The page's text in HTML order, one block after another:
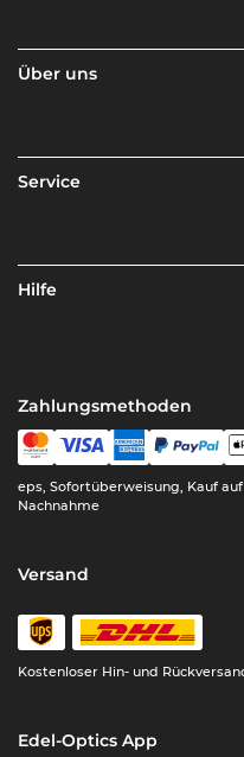
Über uns
Service
Hilfe
Zahlungsmethoden
eps, Sofortüberweisung, Kauf
Nachnahme
Versand
Kostenloser Hin- und
Edel-Optics App